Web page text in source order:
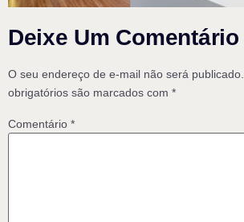
Deixe Um Comentário
O seu endereço de e-mail não será publicado.
obrigatórios são marcados com *
Comentário *